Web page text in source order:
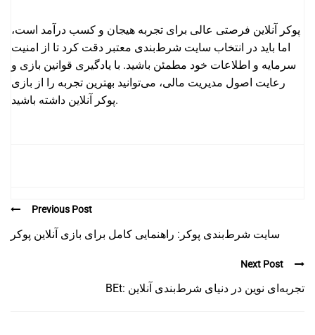
پوکر آنلاین فرصتی عالی برای تجربه هیجان و کسب درآمد است،
اما باید در انتخاب سایت شرط‌بندی معتبر دقت کرد تا از امنیت
سرمایه و اطلاعات خود مطمئن باشید. با یادگیری قوانین بازی و
رعایت اصول مدیریت مالی، می‌توانید بهترین تجربه را از بازی
پوکر آنلاین داشته باشید.
Previous Post
سایت شرط‌بندی پوکر: راهنمایی کامل برای بازی آنلاین پوکر
Next Post
BEt: تجربه‌ای نوین در دنیای شرط‌بندی آنلاین